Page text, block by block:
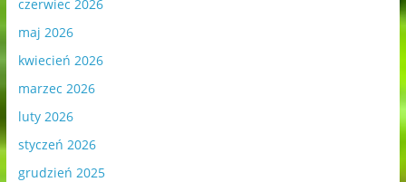
czerwiec 2026
maj 2026
kwiecień 2026
marzec 2026
luty 2026
styczeń 2026
grudzień 2025